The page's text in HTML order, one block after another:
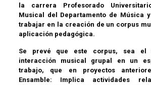
la carrera Profesorado
Musical del Departamento de Música
trabajar en la creación de un corpus
aplicación pedagógica.
Se prevé que este corpus, sea el
interacción musical grupal en un
trabajo, que en proyectos
Ensamble: Implica actividades